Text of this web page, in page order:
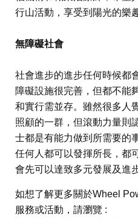
行山活動，享受到陽光的樂趣
無障礙社會
社會進步的進步任何時候都
障礙設施很完善，但都不能
和實行需並存。雖然很多人
照顧的一群，但滾動力量則
士都是有能力做到所需要的
任何人都可以發揮所長，都
會先可以達致多元發展及進步
如想了解更多關於Wheel
服務或活動，請瀏覽 :